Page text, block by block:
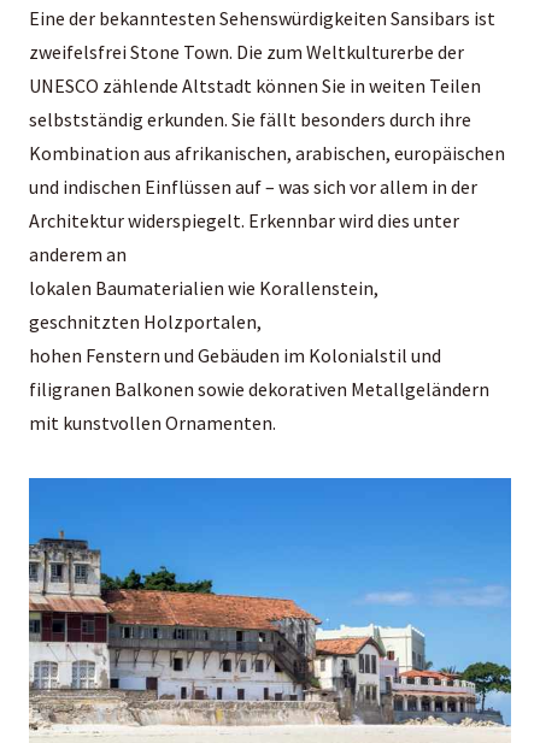
Eine der bekanntesten Sehenswürdigkeiten Sansibars ist
zweifelsfrei Stone Town. Die zum Weltkulturerbe der
UNESCO zählende Altstadt können Sie in weiten Teilen
selbstständig erkunden. Sie fällt besonders durch ihre
Kombination aus afrikanischen, arabischen, europäischen
und indischen Einflüssen auf – was sich vor allem in der
Architektur widerspiegelt. Erkennbar wird dies unter
anderem an
lokalen Baumaterialien wie Korallenstein,
geschnitzten Holzportalen,
hohen Fenstern und Gebäuden im Kolonialstil und
filigranen Balkonen sowie dekorativen Metallgeländern
mit kunstvollen Ornamenten.